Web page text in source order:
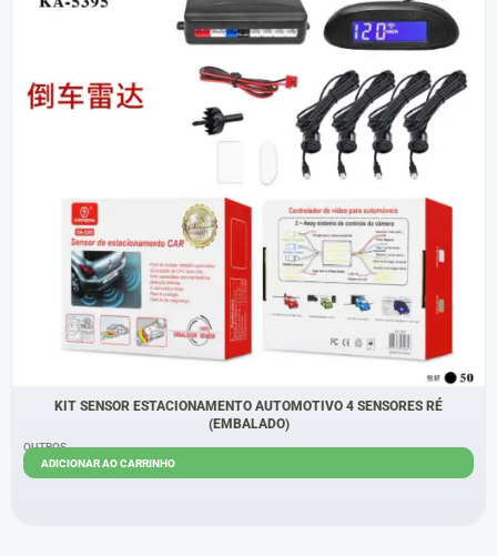
KIT SENSOR ESTACIONAMENTO AUTOMOTIVO 4 SENSORES RÉ
(EMBALADO)
OUTROS
ADICIONAR AO CARRINHO